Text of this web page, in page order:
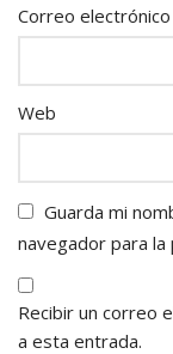
Correo electrónico
Web
Guarda mi
navegador para
Recibir un correo
a esta entrada.